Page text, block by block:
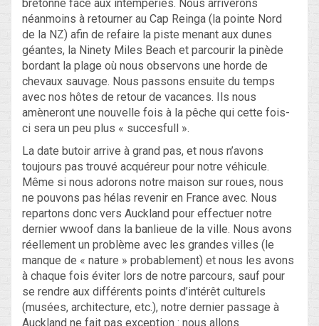
bretonne face aux intempéries. Nous arriverons
néanmoins à retourner au Cap Reinga (la pointe Nord
de la NZ) afin de refaire la piste menant aux dunes
géantes, la Ninety Miles Beach et parcourir la pinède
bordant la plage où nous observons une horde de
chevaux sauvage. Nous passons ensuite du temps
avec nos hôtes de retour de vacances. Ils nous
amèneront une nouvelle fois à la pêche qui cette fois-
ci sera un peu plus « succesfull ».
La date butoir arrive à grand pas, et nous n’avons
toujours pas trouvé acquéreur pour notre véhicule.
Même si nous adorons notre maison sur roues, nous
ne pouvons pas hélas revenir en France avec. Nous
repartons donc vers Auckland pour effectuer notre
dernier wwoof dans la banlieue de la ville. Nous avons
réellement un problème avec les grandes villes (le
manque de « nature » probablement) et nous les avons
à chaque fois éviter lors de notre parcours, sauf pour
se rendre aux différents points d’intérêt culturels
(musées, architecture, etc.), notre dernier passage à
Auckland ne fait pas exception : nous allons